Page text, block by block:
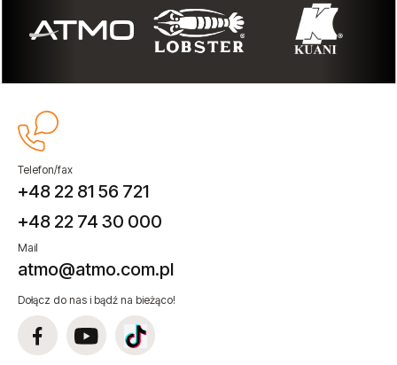
Telefon/fax
+48 22 81 56 721
+48 22 74 30 000
Mail
atmo@atmo.com.pl
Dołącz do nas i bądź na bieżąco!